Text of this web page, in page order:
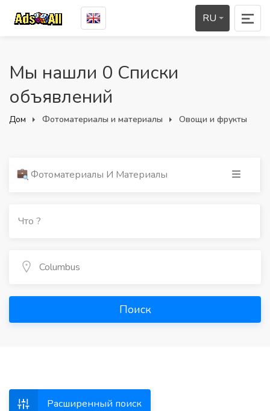
RU
Мы нашли 0 Списки
объявлений
Дом Фотоматериалы и материалы Овощи и фрукты
Фотоматериалы И Материалы
Поиск
Расширенный поиск